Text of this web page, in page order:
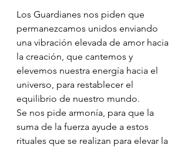
Los Guardianes nos piden que
permanezcamos unidos enviando
una vibración elevada de amor hacia
la creación, que cantemos y
elevemos nuestra energía hacia el
universo, para restablecer el
equilibrio de nuestro mundo.
Se nos pide armonía, para que la
suma de la fuerza ayude a estos
rituales que se realizan para elevar la